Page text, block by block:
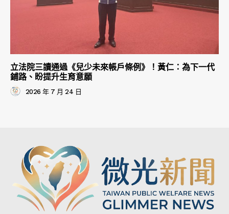
立法院三讀通過《兒少未來帳戶條例》！黃仁：為下一代
鋪路、盼提升生育意願
2026 年 7 月 24 日